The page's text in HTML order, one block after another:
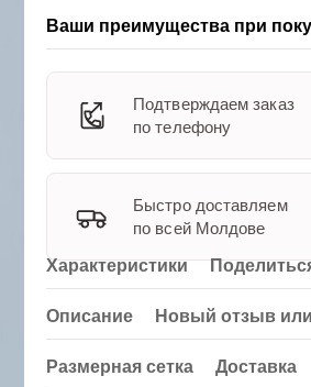
Ваши преимущества при
Подтверждаем заказ
по телефону
Быстро доставляем
по всей Молдове
Характеристики
Описание Новый отзыв
Размерная сетка Доставка